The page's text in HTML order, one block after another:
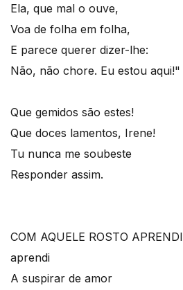
Ela, que mal o ouve,
Voa de folha em folha,
E parece querer dizer-lhe:
Não, não chore. Eu estou aqui!"
Que gemidos são estes!
Que doces lamentos, Irene!
Tu nunca me soubeste
Responder assim.
COM AQUELE ROSTO APRENDI
aprendi
A suspirar de amor